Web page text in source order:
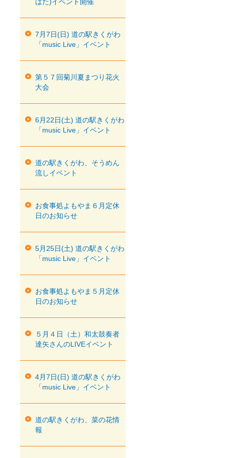
7月7日(日) 道の駅きくがわ
「music Live」イベント
第５７回菊川夏まつり花火
大会
6月22日(土) 道の駅きくがわ
「music Live」イベント
道の駅きくがわ、そうめん
流しイベント
お食事処よもやま６月定休
日のお知らせ
5月25日(土) 道の駅きくがわ
「music Live」イベント
お食事処よもやま５月定休
日のお知らせ
５月４日（土）和太鼓奏者
達矢さんのLIVEイベント
4月7日(日) 道の駅きくがわ
「music Live」イベント
道の駅きくがわ、菜の花情
報